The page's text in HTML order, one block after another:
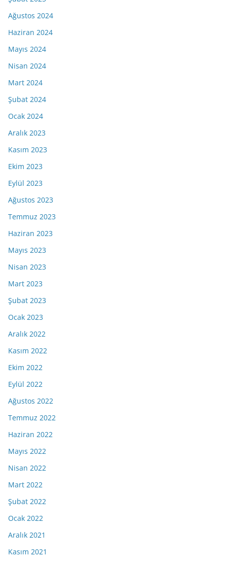
Ağustos 2024
Haziran 2024
Mayıs 2024
Nisan 2024
Mart 2024
Şubat 2024
Ocak 2024
Aralık 2023
Kasım 2023
Ekim 2023
Eylül 2023
Ağustos 2023
Temmuz 2023
Haziran 2023
Mayıs 2023
Nisan 2023
Mart 2023
Şubat 2023
Ocak 2023
Aralık 2022
Kasım 2022
Ekim 2022
Eylül 2022
Ağustos 2022
Temmuz 2022
Haziran 2022
Mayıs 2022
Nisan 2022
Mart 2022
Şubat 2022
Ocak 2022
Aralık 2021
Kasım 2021